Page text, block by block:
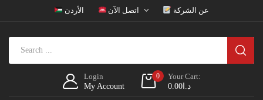
الأردن اتصل الآن عن الشركة
Login
My Account
0
Your Cart:
د.ا0.00